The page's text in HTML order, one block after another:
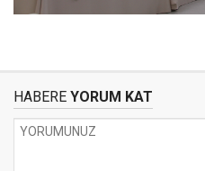
HABERE YORUM KAT